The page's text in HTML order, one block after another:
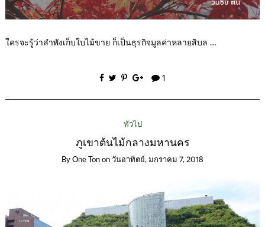
ใครจะรู้ว่าลำพังเก็บใบไม้ขาย ก็เป็นธุรกิจมูลค่าหลายสิบล …
1
ทั่วไป
ภูเขาต้นไม้กลางมหานคร
By One Ton on วันอาทิตย์, มกราคม 7, 2018